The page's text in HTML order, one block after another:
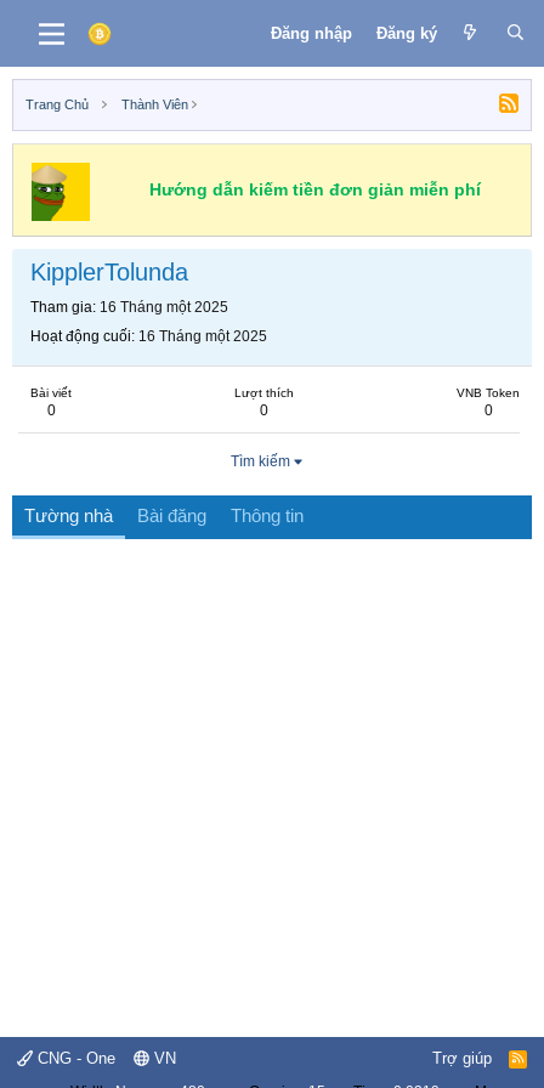
Đăng nhập Đăng ký
Trang Chủ Thành Viên
Hướng dẫn kiếm tiền đơn giản miễn phí
KipplerTolunda
Tham gia 16 Tháng một 2025
Hoạt động cuối 16 Tháng một 2025
Bài viết
0
Lượt thích
0
VNB Token
0
Tìm kiếm
Tường nhà Bài đăng Thông tin
CNG - One VN Trợ giúp
R